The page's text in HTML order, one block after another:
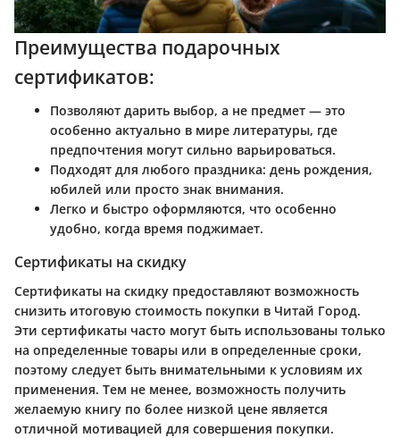
Преимущества подарочных
сертификатов:
Позволяют дарить выбор, а не предмет — это
особенно актуально в мире литературы, где
предпочтения могут сильно варьироваться.
Подходят для любого праздника: день рождения,
юбилей или просто знак внимания.
Легко и быстро оформляются, что особенно
удобно, когда время поджимает.
Сертификаты на скидку
Сертификаты на скидку предоставляют возможность
снизить итоговую стоимость покупки в Читай Город.
Эти сертификаты часто могут быть использованы только
на определенные товары или в определенные сроки,
поэтому следует быть внимательными к условиям их
применения. Тем не менее, возможность получить
желаемую книгу по более низкой цене является
отличной мотивацией для совершения покупки.